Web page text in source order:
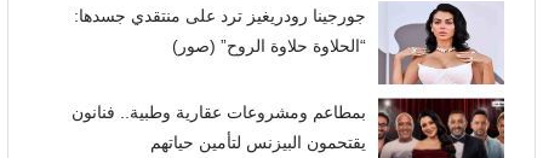
جورجينا رودريغيز ترد على منتقدي جسدها:
“الحلاوة حلاوة الروح” (صور)
بمطاعم ومشروعات عقارية وطبية.. فنانون
يقتحمون البيزنس لتأمين حياتهم